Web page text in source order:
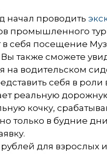
начал проводить
промышленного
в себя посещение
Вы также сможете
на водительском
себя в
реальную
кочку,
только в будние
рублей для